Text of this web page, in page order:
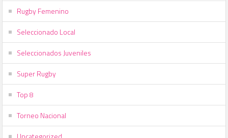
Rugby Femenino
Seleccionado Local
Seleccionados Juveniles
Super Rugby
Top 8
Torneo Nacional